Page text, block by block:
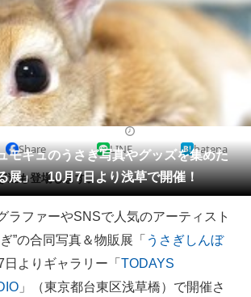
クイズ
地域
教育・育児
リサーチ
総合ページ
通す
新トレンド
モキュのうさぎ写真やグッズを集めた
展」 10月7日より浅草で開催！
Share LINE hatena
達も登場します。
ファーやSNSで人気のアーティスト
”の合同写真＆物販展「 うさぎしんぼ
日よりギャラリー「 TODAYS
」（東京都台東区浅草橋）で開催さ